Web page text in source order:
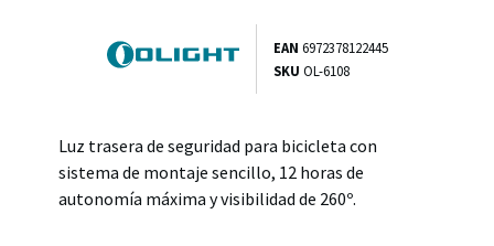
EAN 6972378122445
SKU OL-6108
Luz trasera de seguridad para bicicleta con
sistema de montaje sencillo, 12 horas de
autonomía máxima y visibilidad de 260º.